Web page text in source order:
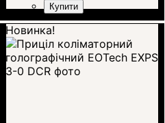
Купити
Новинка!